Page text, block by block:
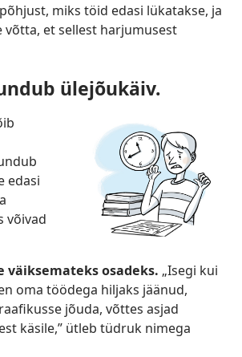
miks töid edasi lükatakse, ja
võtta, et sellest harjumusest
ülejõukäiv.
edasi
võivad
väiksemateks osadeks. „Isegi kui
oma töödega hiljaks jäänud,
jõuda, võttes asjad
käsile,” ütleb tüdruk nimega